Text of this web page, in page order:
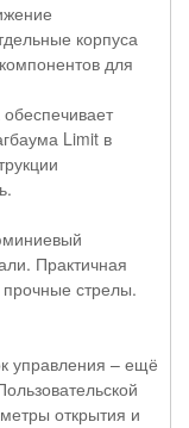
корпуса
для
Limit в
Практичная
стрелы.
управления – ещё
открытия и